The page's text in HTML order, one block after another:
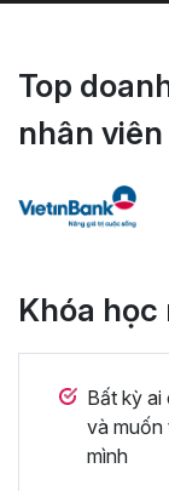
Top
nhân viên
Khóa học
Bất kỳ ai
và muốn
mình